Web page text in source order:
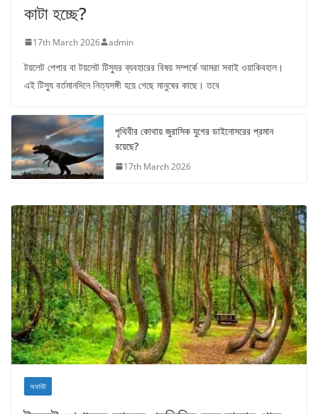
কাটা হচ্ছে?
17th March 2026 admin
টয়লেট পেপার বা টয়লেট টিস্যুর ব্যবহারের বিষয় সম্পর্কে আমরা সবাই ওয়াকিবহাল।
এই টিস্যু বর্তমানদিনে নিত্যসঙ্গী হয়ে গেছে মানুষের কাছে। তবে
পৃথিবীর কোথায় জুরাসিক যুগের ডাইনোসরের প্রমান
রয়েছে?
17th March 2026
অফবিট